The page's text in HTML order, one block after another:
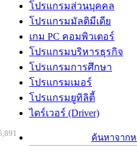
โปรแกรมส่วนบุคคล
โปรแกรมมัลติมีเดีย
เกม PC คอมพิวเตอร์
โปรแกรมบริหารธุรกิจ
โปรแกรมการศึกษา
โปรแกรมเมอร์
โปรแกรมยูทิลิตี้
ไดร์เวอร์ (Driver)
ค้นหาจาก